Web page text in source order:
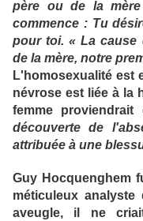
père ou de la
commence : Tu
pour toi. « La cause
de la mère, notre
L'homosexualité est
névrose est liée à la
femme
découverte de
attribuée à une
Guy Hocquenghem
méticuleux
aveugle, il ne